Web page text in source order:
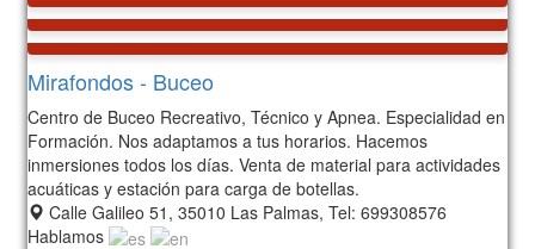
Mirafondos - Buceo
Centro de Buceo Recreativo, Técnico y Apnea. Especialidad en
Formación. Nos adaptamos a tus horarios. Hacemos
inmersiones todos los días. Venta de material para actividades
acuáticas y estación para carga de botellas.
Calle Galileo 51, 35010 Las Palmas, Tel: 699308576
Hablamos